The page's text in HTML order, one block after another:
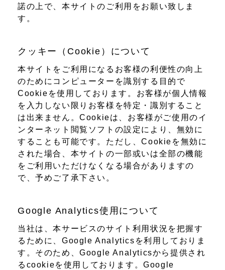
諾の上で、本サイトのご利用をお願い致しま
す。
クッキー（Cookie）について
本サイトをご利用になるお客様の利便性の向上
のためにコンピューターを識別する目的で
Cookieを使用しております。お客様が個人情報
を入力しない限りお客様を特定・識別すること
は出来ません。Cookieは、お客様がご使用のイ
ンターネット閲覧ソフトの設定により、無効に
することも可能です。ただし、Cookieを無効に
された場合、本サイトの一部或いは全部の機能
をご利用いただけなくなる場合がありますの
で、予めご了承下さい。
Google Analytics使用について
当社は、本サービスのサイト利用状況を把握す
るために、Google Analyticsを利用しておりま
す。そのため、Google Analyticsから提供され
るcookieを使用しております。Google